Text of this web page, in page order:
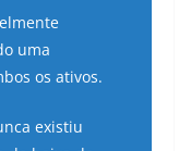
uma
os ativos.
existiu